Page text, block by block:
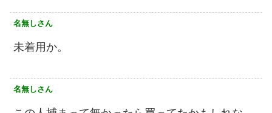
名無しさん
未着用か。
名無しさん